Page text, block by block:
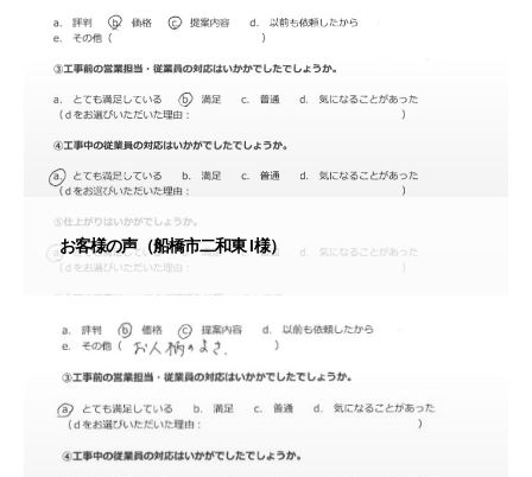
お客様の声（船橋市二和東 I様）